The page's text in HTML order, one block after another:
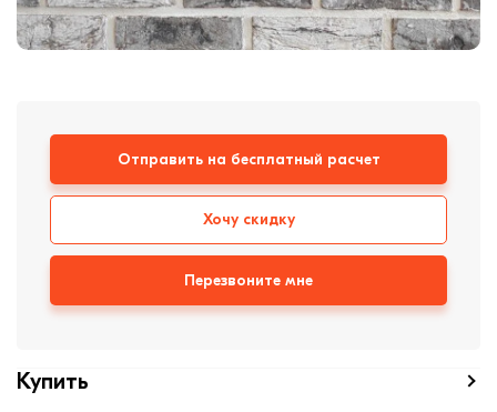
формовки
Клинкерная плитка
Строительные
Отправить на бесплатный расчет
Хочу скидку
Перезвоните мне
Купить